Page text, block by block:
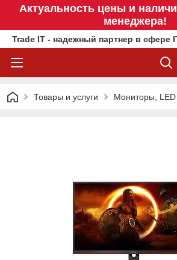
Актуальность цены и
менеджера!
Trade IT - надежный партнер в сфере
Товары и услуги Мониторы, LED